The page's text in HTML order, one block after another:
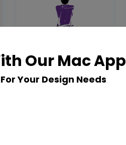
Our Mac App
Your Design Needs